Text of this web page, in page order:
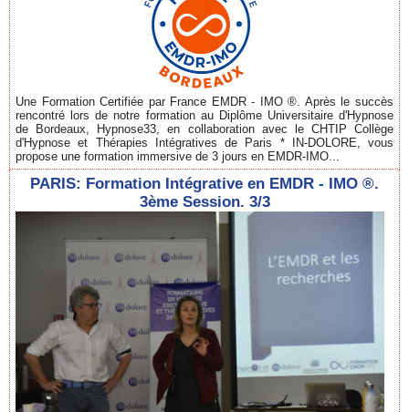
Une Formation Certifiée par France EMDR - IMO ®. Après le succès
rencontré lors de notre formation au Diplôme Universitaire d'Hypnose
de Bordeaux, Hypnose33, en collaboration avec le CHTIP Collège
d'Hypnose et Thérapies Intégratives de Paris * IN-DOLORE, vous
propose une formation immersive de 3 jours en EMDR-IMO...
PARIS: Formation Intégrative en EMDR - IMO ®.
3ème Session. 3/3